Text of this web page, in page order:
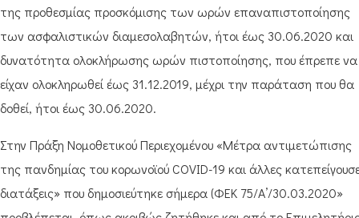
της προθεσμίας προσκόμισης των ωρών επαναπιστοποίησης
των ασφαλιστικών διαμεσολαβητών, ήτοι έως 30.06.2020 και
δυνατότητα ολοκλήρωσης ωρών πιστοποίησης, που έπρεπε να
είχαν ολοκληρωθεί έως 31.12.2019, μέχρι την παράταση που θα
δοθεί, ήτοι έως 30.06.2020.
Στην Πράξη Νομοθετικού Περιεχομένου «Μέτρα αντιμετώπισης
της πανδημίας του κορωνοϊού COVID-19 και άλλες
διατάξεις» που δημοσιεύτηκε σήμερα (ΦΕΚ 75/Α’/30.03.2020»